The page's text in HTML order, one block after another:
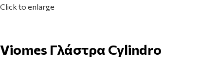
Click to enlarge
Viomes Γλάστρα Cylindro